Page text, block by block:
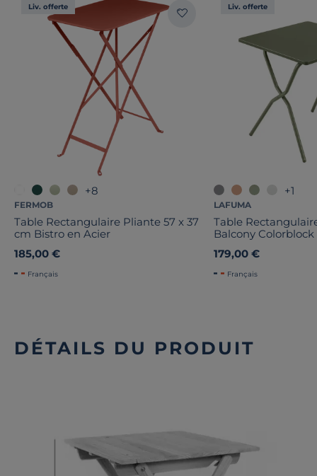
Liv. offerte
+8
FERMOB
Table Rectangulaire Pliante 57 x 37
cm Bistro en Acier
185,00 €
Français
Liv. offerte
+1
LAFUMA
Table
Balcony Colorblock
179,00 €
Français
DÉTAILS DU PRODUIT